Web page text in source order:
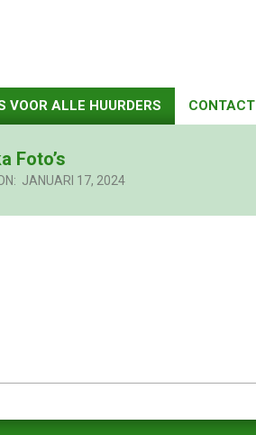
VOOR ALLE HUURDERS CONTACT
Foto’s
JANUARI 17, 2024